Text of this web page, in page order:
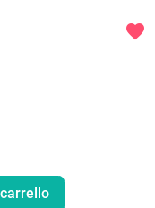
favorite